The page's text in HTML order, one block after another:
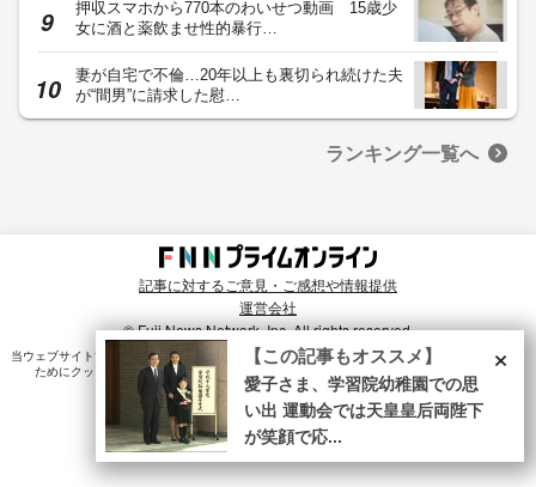
押収スマホから770本のわいせつ動画 15歳少
女に酒と薬飲ませ性的暴行…
妻が自宅で不倫…20年以上も裏切られ続けた夫
が“間男”に請求した慰…
ランキング一覧へ
記事に対するご意見・ご感想や情報提供
運営会社
© Fuji News Network, Inc. All rights reserved.
当ウェブサイトでは、ユーザのニーズ・興味・関⼼に合致したコンテンツや広告配信を提供する
ためにクッキーを使⽤しています。詳細は、
プライバシーポリシー をご確認ください。×
【この記事もオススメ】
愛子さま、学習院幼稚園での思
い出 運動会では天皇皇后両陛下
が笑顔で応...